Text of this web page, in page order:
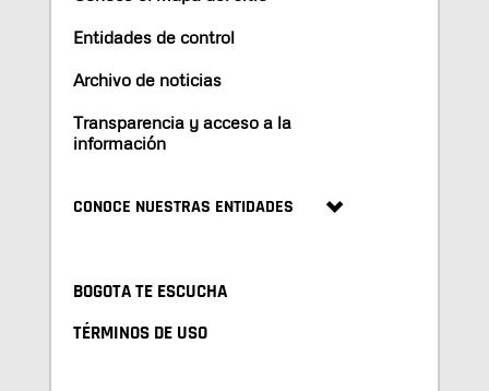
Entidades de control
Archivo de noticias
Transparencia y acceso a la
información
CONOCE NUESTRAS ENTIDADES
BOGOTA TE ESCUCHA
TÉRMINOS DE USO